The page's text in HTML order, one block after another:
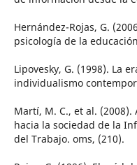
Hernández-Rojas, G.
psicología de la
Lipovesky, G. (1998). La
individualismo
Martí, M. C., et al.
hacia la sociedad de la
del Trabajo. oms, (210).